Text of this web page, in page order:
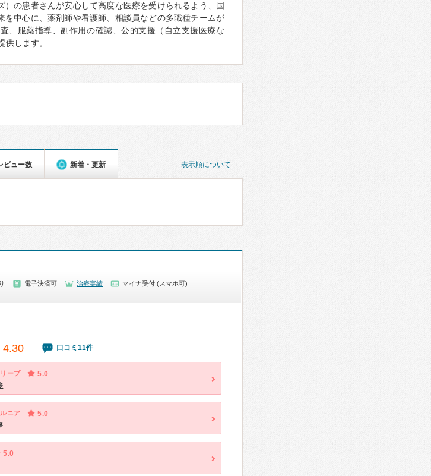
の患者さんが安心して高度な医療を受けられるよう、国
中心に、薬剤師や看護師、相談員などの多職種チームが
、服薬指導、副作用の確認、公的支援（自立支援医療な
供します。
表示順について
ビュー数 新着・更新
電子決済可 治療実績
マイナ受付 (スマホ可)
4.30 口コミ11件
ープ 5.0
ニア 5.0
5.0